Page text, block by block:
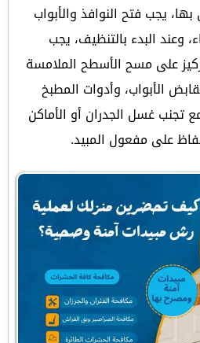
يجب فتح النوافذ والأبواب
وعند البدء بالتنظيف، يجب
على مسح الأسطح الملامسة
الأبواب، وأدوات المطبخ
تجنب غسل الجدران أو الأماكن
على مفعول المبيد.